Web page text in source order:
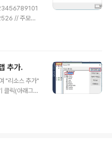
// 주모니
= GetSyste
0, &rect_w
도우타이틀 S
= ::Find
추가.
"리소스 추가"
클릭(아래그
이즈 지정. 용
해오면 된다.